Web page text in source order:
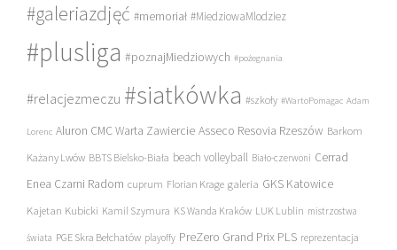
#galeriazdjęć #memoriał #MiedziowaMlodziez
#plusliga #poznajMiedziowych #pożegnania
#relacjezmeczu #siatkówka #szkoły #WartoPomagac Adam
Lorenc Aluron CMC Warta Zawiercie Asseco Resovia Rzeszów Barkom
Każany Lwów BBTS Bielsko-Biała beach volleyball Biało-czerwoni Cerrad
Enea Czarni Radom cuprum Florian Krage galeria GKS Katowice
Kajetan Kubicki Kamil Szymura KS Wanda Kraków LUK Lublin mistrzostwa
świata PGE Skra Bełchatów playoffy PreZero Grand Prix PLS reprezentacja